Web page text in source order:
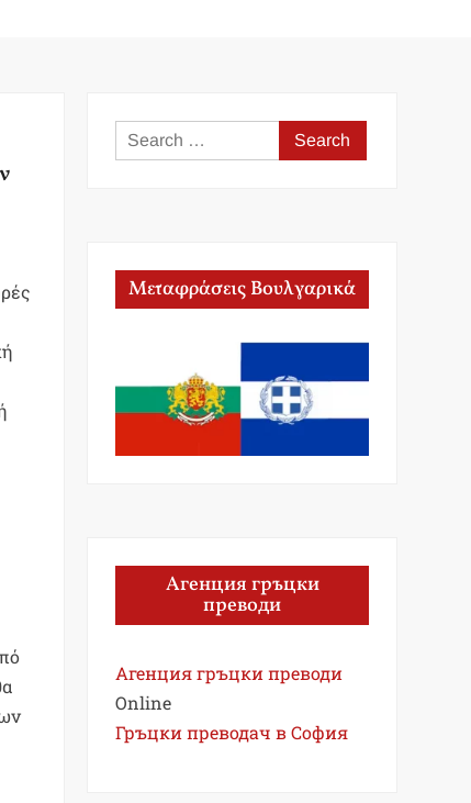
Search
for:
Μεταφράσεις Βουλγαρικά
Агенция гръцки
преводи
Агенция гръцки преводи
Online
Гръцки преводач в София